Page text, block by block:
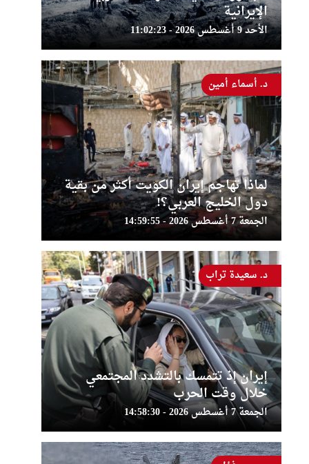
الإيرانية
الأحد 9 أغسطس 2026 - 11:02:23
لماذا تهاجم إيران الكويت أكثر من بقية
دول الخليج العربي؟!
الجمعة 7 أغسطس 2026 - 14:59:55
د. أسماء أمين
إيران إذ تتمسك بالتشدد المجتمعي
خلال وقت الحرب
الجمعة 7 أغسطس 2026 - 14:58:30
د. سعيدة تراب